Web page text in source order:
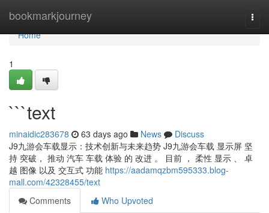
bookmarkjourney
Home
Home
1
```text
minaidic283678 63 days ago News
Discuss
J9九游会车载显示：技术创新与未来趋势 J9九游会车载 显示屏 坚
持 突破， 推动 汽车 车载 体验 的 改进 。 目前 ， 柔性 显示 、 卓
越 图像 以及 交互式 功能 https://aadamqzbm595333.blog-
mall.com/42328455/text
Comments
Who Upvoted